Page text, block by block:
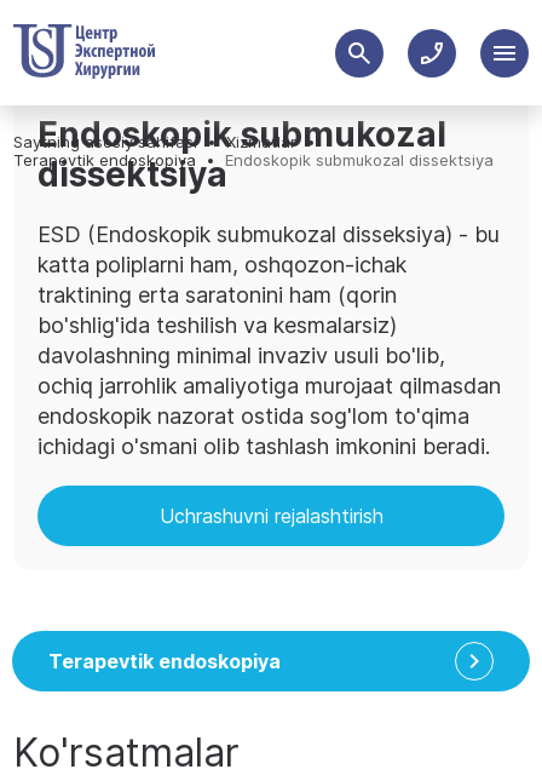
Saytning asosiy sahifasi
Xizmatlar
Terapevtik endoskopiya
Endoskopik submukozal dissektsiya
Endoskopik submukozal
dissektsiya
ESD (Endoskopik submukozal disseksiya) - bu
katta poliplarni ham, oshqozon-ichak
traktining erta saratonini ham (qorin
bo'shlig'ida teshilish va kesmalarsiz)
davolashning minimal invaziv usuli bo'lib,
ochiq jarrohlik amaliyotiga murojaat qilmasdan
endoskopik nazorat ostida sog'lom to'qima
ichidagi o'smani olib tashlash imkonini beradi.
Uchrashuvni rejalashtirish
Terapevtik endoskopiya
Ko'rsatmalar